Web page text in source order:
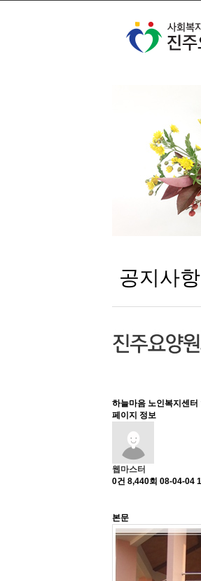
공지사항
하늘마음 노인복지센
페이지 정보
웹마스터
0건 8,440회 08-04-04
본문